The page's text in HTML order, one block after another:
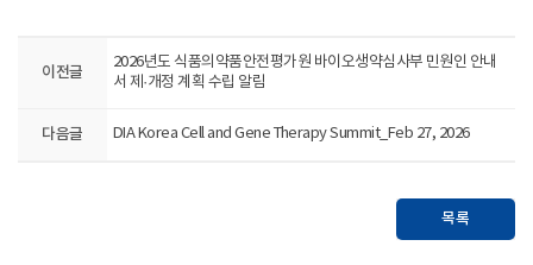
이전글
2026년도 식품의약품안전평가원 바이오생약심사부 민원인 안내
서 제·개정 계획 수립 알림
다음글 DIA Korea Cell and Gene Therapy Summit_Feb 27, 2026
목록